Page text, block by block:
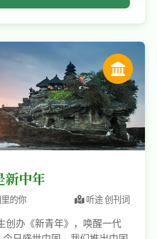
新中年
的你 听途 创刊词
创办《新青年》，唤醒一代